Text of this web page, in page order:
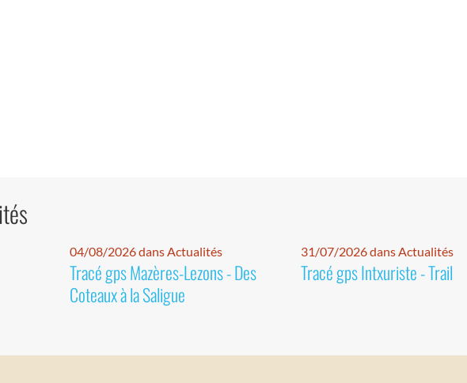
04/08/2026 dans Actualités
Tracé gps Mazères-Lezons - Des
Coteaux à la Saligue
31/07/2026 dans Actualités
Tracé gps Intxuriste - Trail